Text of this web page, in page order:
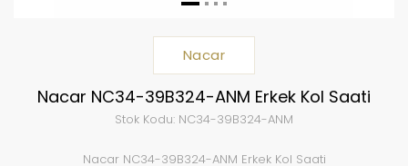
Nacar
Nacar NC34-39B324-ANM Erkek Kol Saati
Stok Kodu: NC34-39B324-ANM
Nacar NC34-39B324-ANM Erkek Kol Saati